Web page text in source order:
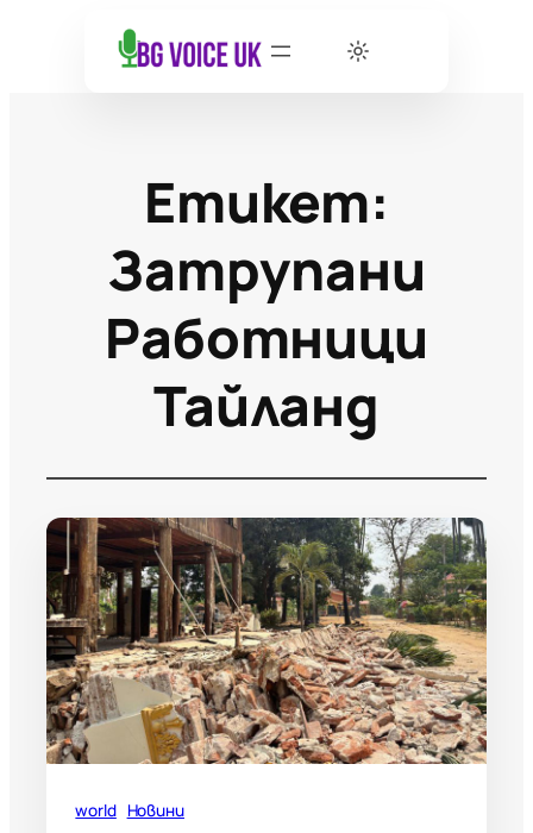
Етикет:
Затрупани
Работници
Тайланд
world Новини